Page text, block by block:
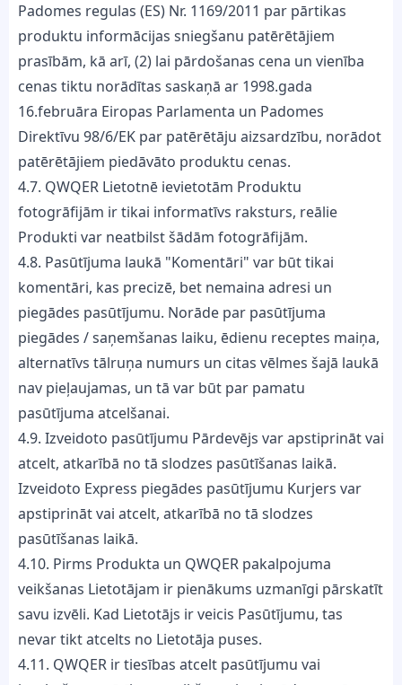
Padomes regulas (ES) Nr. 1169/2011 par pārtikas
produktu informācijas sniegšanu patērētājiem
prasībām, kā arī, (2) lai pārdošanas cena un vienība
cenas tiktu norādītas saskaņā ar 1998.gada
16.februāra Eiropas Parlamenta un Padomes
Direktīvu 98/6/EK par patērētāju aizsardzību, norādot
patērētājiem piedāvāto produktu cenas.
4.7. QWQER Lietotnē ievietotām Produktu
fotogrāfijām ir tikai informatīvs raksturs, reālie
Produkti var neatbilst šādām fotogrāfijām.
4.8. Pasūtījuma laukā "Komentāri" var būt tikai
komentāri, kas precizē, bet nemaina adresi un
piegādes pasūtījumu. Norāde par pasūtījuma
piegādes / saņemšanas laiku, ēdienu receptes maiņa,
alternatīvs tālruņa numurs un citas vēlmes šajā laukā
nav pieļaujamas, un tā var būt par pamatu
pasūtījuma atcelšanai.
4.9. Izveidoto pasūtījumu Pārdevējs var apstiprināt vai
atcelt, atkarībā no tā slodzes pasūtīšanas laikā.
Izveidoto Express piegādes pasūtījumu Kurjers var
apstiprināt vai atcelt, atkarībā no tā slodzes
pasūtīšanas laikā.
4.10. Pirms Produkta un QWQER pakalpojuma
veikšanas Lietotājam ir pienākums uzmanīgi pārskatīt
savu izvēli. Kad Lietotājs ir veicis Pasūtījumu, tas
nevar tikt atcelts no Lietotāja puses.
4.11. QWQER ir tiesības atcelt pasūtījumu vai